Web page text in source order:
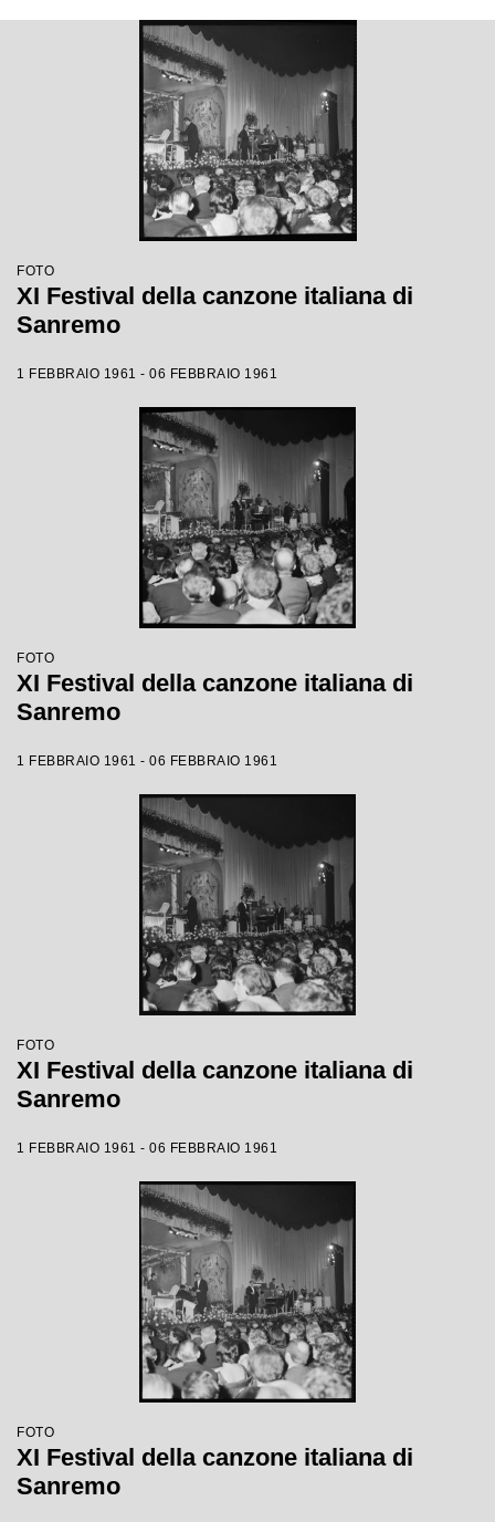
FOTO
XI Festival della canzone italiana di
Sanremo
1 FEBBRAIO 1961 - 06 FEBBRAIO 1961
FOTO
XI Festival della canzone italiana di
Sanremo
1 FEBBRAIO 1961 - 06 FEBBRAIO 1961
FOTO
XI Festival della canzone italiana di
Sanremo
1 FEBBRAIO 1961 - 06 FEBBRAIO 1961
FOTO
XI Festival della canzone italiana di
Sanremo